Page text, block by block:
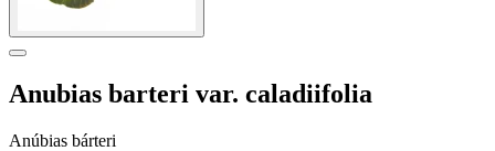
Anubias barteri var. caladiifolia
Anúbias bárteri